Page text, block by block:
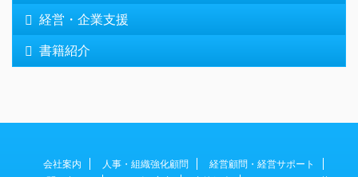
経営・企業支援
書籍紹介
会社案内 人事・組織強化顧問
経営顧問・経営サポート